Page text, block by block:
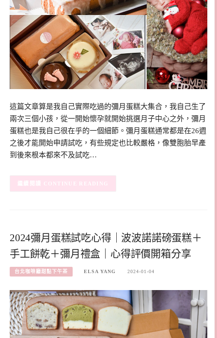
這篇文章算是我自己實際吃過的彌月蛋糕大集合，我自己生了
兩次三個小孩，從一開始懷孕就開始挑選月子中心之外，彌月
蛋糕也是我自己很在乎的一個細節。彌月蛋糕通常都是在26週
之後才能開始申請試吃，有些規定也比較嚴格，像雙胞胎早產
到後來根本都來不及試吃…
CONTINUE READING
2024彌月蛋糕試吃心得｜波波諾諾磅蛋糕＋
手工餅乾＋彌月禮盒｜心得評價開箱分享
台北咖啡廳甜點下午茶 ELSA YANG 2024-01-04